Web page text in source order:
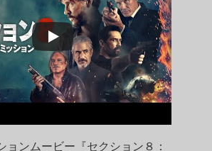
ョンムービー『セクション８：